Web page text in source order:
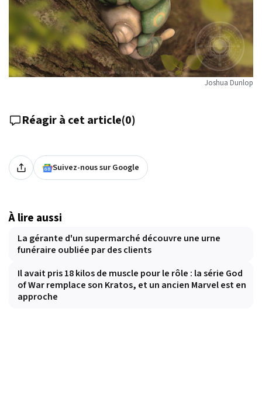
Joshua Dunlop
Réagir à cet article(0)
Suivez-nous sur Google
À lire aussi
La gérante d'un supermarché découvre une urne
funéraire oubliée par des clients
Il avait pris 18 kilos de muscle pour le rôle : la série God
of War remplace son Kratos, et un ancien Marvel est en
approche